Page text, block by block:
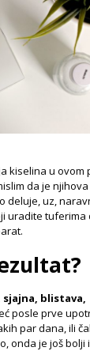
kiselina u ovom
da je njihova
deluje, uz,
uradite tuferima
blistava,
posle prve
par dana, ili
onda je još bolji